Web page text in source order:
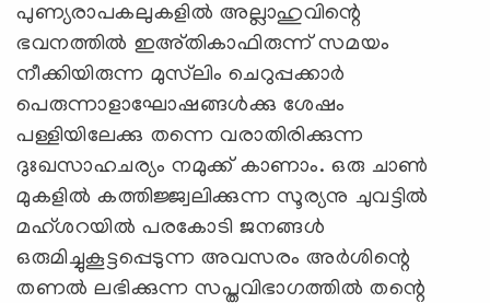
പുണ്യരാപകലുകളില്‍ അല്ലാഹുവിന്റെ
ഭവനത്തില്‍ ഇഅ്തികാഫിരുന്ന് സമയം
നീക്കിയിരുന്ന മുസ്‌ലിം ചെറുപ്പക്കാര്‍
പെരുന്നാളാഘോഷങ്ങള്‍ക്കു ശേഷം
പള്ളിയിലേക്കു തന്നെ വരാതിരിക്കുന്ന
ദുഃഖസാഹചര്യം നമുക്ക് കാണാം. ഒരു ചാണ്‍
മുകളില്‍ കത്തിജ്ജ്വലിക്കുന്ന സൂര്യനു ചുവട്ടില്‍
മഹ്ശറയില്‍ പരകോടി ജനങ്ങള്‍
ഒരുമിച്ചുകൂട്ടപ്പെടുന്ന അവസരം അര്‍ശിന്റെ
തണല്‍ ലഭിക്കുന്ന സപ്തവിഭാഗത്തില്‍ തന്റെ